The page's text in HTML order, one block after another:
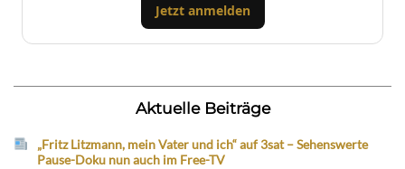
Jetzt anmelden
Aktuelle Beiträge
„Fritz Litzmann, mein Vater und ich“ auf 3sat – Sehenswerte
Pause-Doku nun auch im Free-TV